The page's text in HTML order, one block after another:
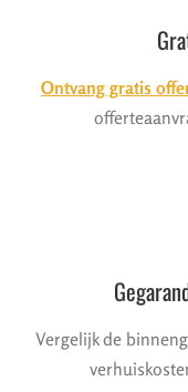
Ontvang gratis
Vergelijk de